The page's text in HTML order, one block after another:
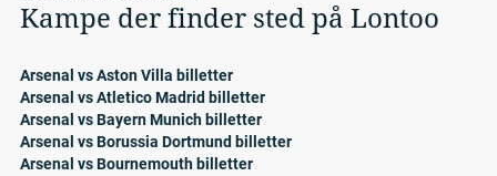
Kampe der finder sted på Lontoo
Arsenal vs Aston Villa billetter
Arsenal vs Atletico Madrid billetter
Arsenal vs Bayern Munich billetter
Arsenal vs Borussia Dortmund billetter
Arsenal vs Bournemouth billetter